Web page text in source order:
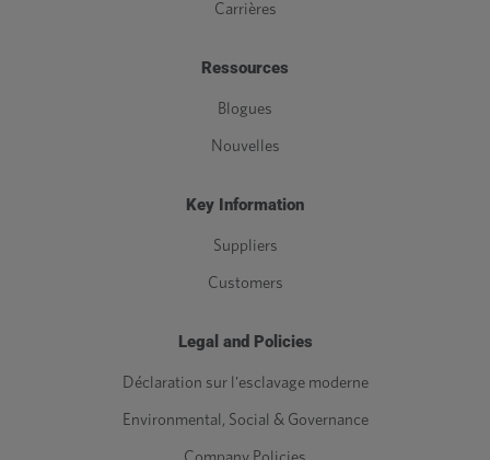
Carrières
Ressources
Blogues
Nouvelles
Key Information
Suppliers
Customers
Legal and Policies
Déclaration sur l'esclavage moderne
Environmental, Social & Governance